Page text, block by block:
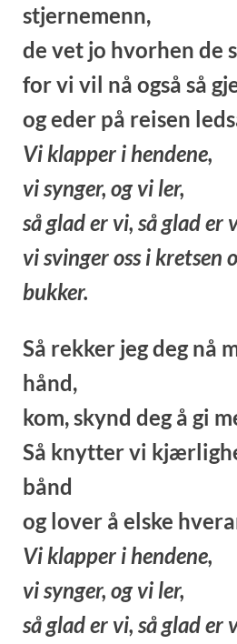
stjernemenn,
de vet jo hvorhen de
for vi vil nå også så
og eder på reisen
Vi klapper i hendene,
vi synger, og vi ler,
så glad er vi, så glad er
vi svinger oss i kretsen
bukker.
Så rekker jeg deg nå
hånd,
kom, skynd deg å gi
Så knytter vi
bånd
og lover å elske
Vi klapper i hendene,
vi synger, og vi ler,
så glad er vi, så glad er